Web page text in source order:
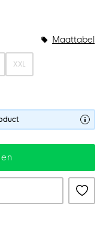
XXL
Maattabel